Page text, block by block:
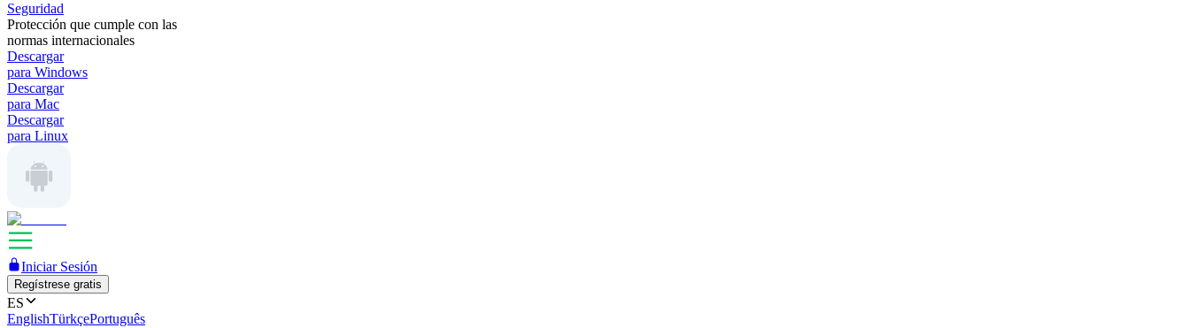
Seguridad
Protección que cumple con las
normas internacionales
Descargar
para Windows
Descargar
para Mac
Descargar
para Linux
Iniciar Sesión
Regístrese gratis
ES
EnglishTürkçePortuguês